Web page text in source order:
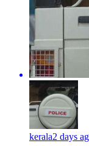
kerala2 days